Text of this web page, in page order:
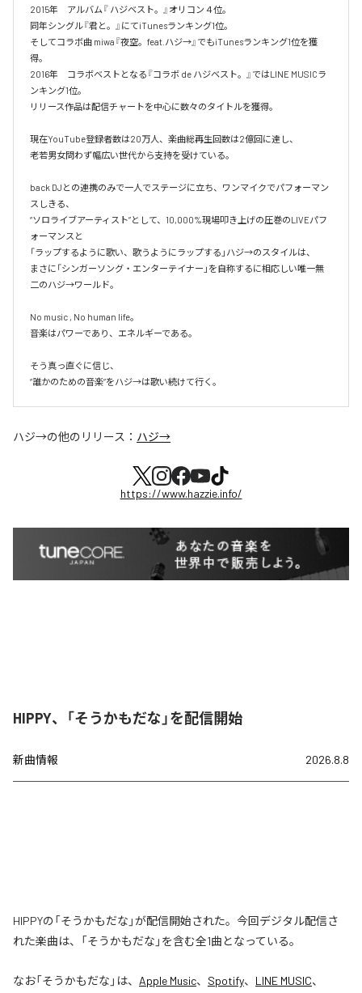
2015年　アルバム『 ハジベスト。』オリコン４位。
同年シングル『君と。』にてiTunesランキング1位。
そしてコラボ曲 miwa『夜空。feat.ハジ→』でもiTunesランキング1位を獲
得。
2016年　コラボベストとなる『コラボ de ハジベスト。』ではLINE MUSICラ
ンキング1位。
リリース作品は配信チャートを中心に数々のタイトルを獲得。
現在YouTube登録者数は20万人、楽曲総再生回数は2億回に達し、
老若男女問わず幅広い世代から支持を受けている。
back DJとの連携のみで一人でステージに立ち、ワンマイクでパフォーマン
スしきる、
“ソロライブアーティスト”として、10,000%現場叩き上げの圧巻のLIVEパフ
ォーマンスと
「ラップするように歌い、歌うようにラップする」ハジ→のスタイルは、
まさに「シンガーソング・エンターテイナー」を自称するに相応しい唯一無
二のハジ→ワールド。
No music , No human life。
音楽はパワーであり、エネルギーである。
そう真っ直ぐに信じ、
ハジ→の他のリリース： ハジ→
https://www.hazzie.info/
HIPPY、「そうかもだな」を配信開始
新曲情報 2026.8.8
HIPPYの「そうかもだな」が配信開始された。今回デジタル配信さ
れた楽曲は、「そうかもだな」を含む全1曲となっている。
なお「そうかもだな 」は、 Apple Music、 Spotify、 LINE MUSIC、